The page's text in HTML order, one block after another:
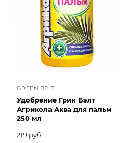
GREEN BELT
Удобрение Грин Бэлт
Агрикола Аква для пальм
250 мл
219 руб.